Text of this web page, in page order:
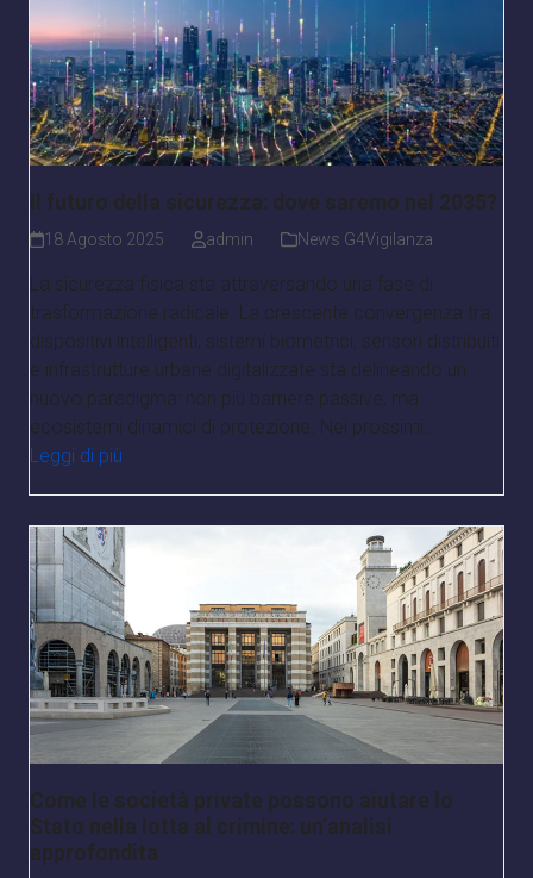
Il futuro della sicurezza: dove saremo nel 2035?
18 Agosto 2025 admin News G4Vigilanza
La sicurezza fisica sta attraversando una fase di
trasformazione radicale. La crescente convergenza tra
dispositivi intelligenti, sistemi biometrici, sensori distribuiti
e infrastrutture urbane digitalizzate sta delineando un
nuovo paradigma: non più barriere passive, ma
ecosistemi dinamici di protezione. Nei prossimi…
Leggi di più
Come le società private possono aiutare lo
Stato nella lotta al crimine: un’analisi
approfondita